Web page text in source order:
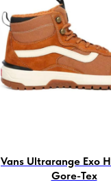
Vans Ultrarange Exo
Gore-Tex